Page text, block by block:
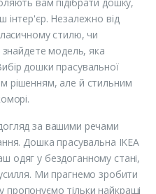
інтер'єр. Незалежно від
стилю, чи
знайдете модель, яка
дошки прасувальної
рішенням, але й стильним
за вашими речами
Дошка прасувальна IKEA
одяг у бездоганному стані,
Ми прагнемо зробити
тільки найкращі